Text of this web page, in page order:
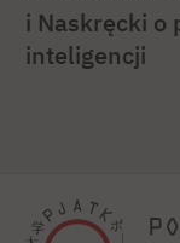
i Naskręcki o
inteligencji